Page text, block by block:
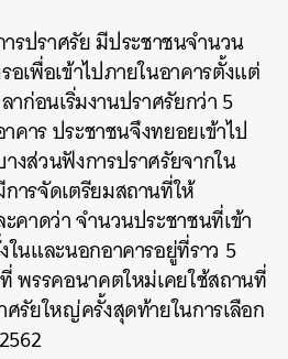
รปราศรัย มีประชาชนจำนวน
เพื่อเข้าไปภายในอาคารตั้งแต่
าก่อนเริ่มงานปราศรัยกว่า 5
คาร ประชาชนจึงทยอยเข้าไป
งส่วนฟังการปราศรัยจากใน
ารจัดเตรียมสถานที่ให้
คาดว่า จำนวนประชาชนที่เข้า
นและนอกอาคารอยู่ที่ราว 5
พรรคอนาคตใหม่เคยใช้สถานที่
รัยใหญ่ครั้งสุดท้ายในการเลือก